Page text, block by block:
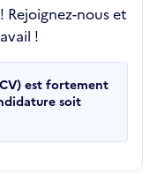
nous et
!
est fortement
soit